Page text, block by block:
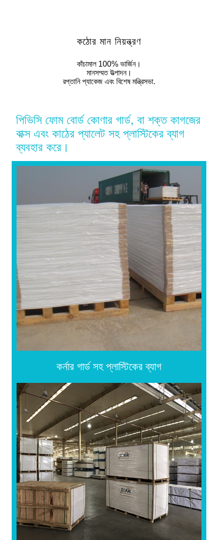
কঠোর মান নিয়ন্ত্রণ
কাঁচামাল 100% ভার্জিন।
মানসম্মত উত্পাদন।
রপ্তানি প্যাকেজ এবং বিশেষ মন্ত্রিসভা.
পিভিসি ফোম বোর্ড কোণার গার্ড, বা শক্ত কাগজের
বাক্স এবং কাঠের প্যালেট সহ প্লাস্টিকের ব্যাগ
ব্যবহার করে।
কর্নার গার্ড সহ প্লাস্টিকের ব্যাগ